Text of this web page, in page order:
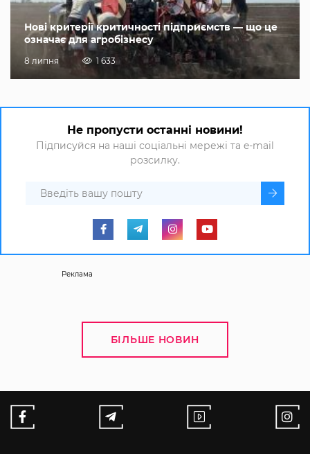
Нові критерії критичності підприємств — що це
означає для агробізнесу
8 липня 1 633
Не пропусти останні новини!
Підписуйся на наші соціальні мережі та e-mail
розсилку.
Реклама
БІЛЬШЕ НОВИН